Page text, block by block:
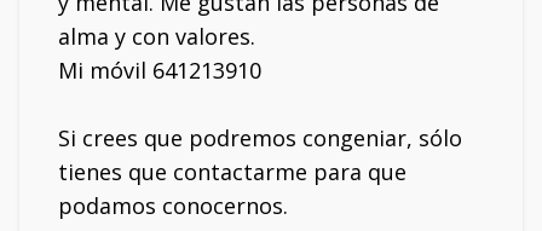
alma y con valores.
Mi móvil 641213910
Si crees que podremos congeniar, sólo
tienes que contactarme para que
podamos conocernos.